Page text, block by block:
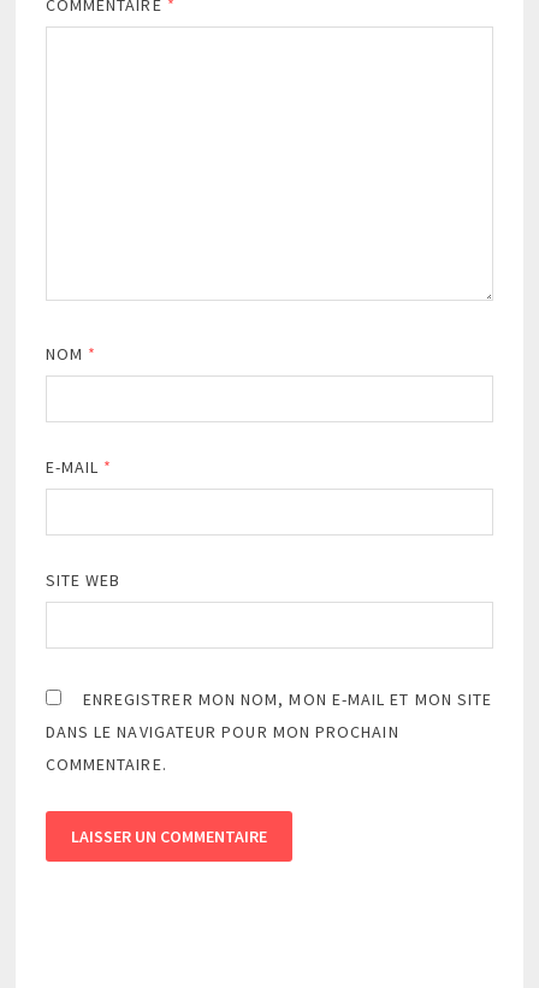
COMMENTAIRE *
NOM *
E-MAIL *
SITE WEB
ENREGISTRER MON NOM, MON E-MAIL ET MON SITE
DANS LE NAVIGATEUR POUR MON PROCHAIN
COMMENTAIRE.